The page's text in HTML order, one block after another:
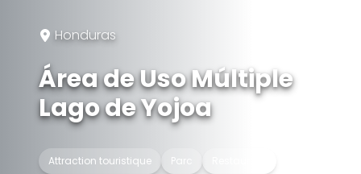
Honduras
Área de Uso Múltiple
Lago de Yojoa
Attraction touristique Parc